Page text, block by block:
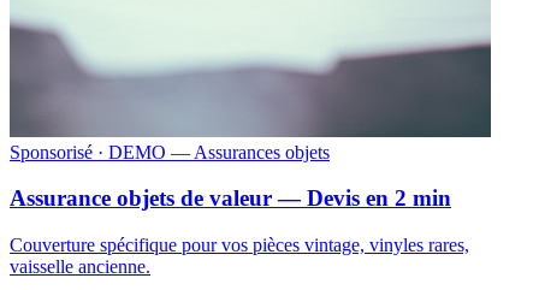
Sponsorisé · DEMO — Assurances objets
Assurance objets de valeur — Devis en 2 min
Couverture spécifique pour vos pièces vintage, vinyles rares,
vaisselle ancienne.